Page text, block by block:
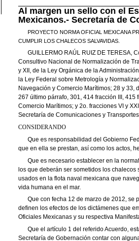
Al margen un sello con el
Mexicanos.- Secretaría de
PROYECTO NORMA OFICIAL MEXICANA
CUMPLIR LOS CHALECOS SALVAVIDAS.
GUILLERMO RAÚL RUIZ DE TERESA,
Consultivo Nacional de Normalización de
y XII, de la Ley Orgánica de la
la Ley Federal sobre Metrología y N
Navegación y Comercio Marítimos; 28 y 33,
267 último párrafo, 301, 414 fracción III, 415
Comercio Marítimos;y 2o.fracciones VI y
Secretaría de Comunicaciones y
CONSIDERANDO
Que es responsabilidad del Gobierno
que en ella se prestan, así como los actos,
Que es necesario establecer en la
los que deberán ser sometidos los
usados en la flota naval mexicana que
vida humana en el mar.
Que con fecha 12 de marzo de 2012, se
definen los efectos de los dictámenes que
Oficiales Mexicanas y su respectiva
Que el artículo 1 del referido Acuerdo,
Secretaría de Gobernación contar con